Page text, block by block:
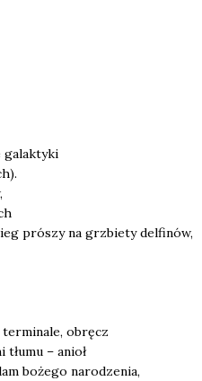
galak­ty­ki
pró­szy na grzbie­ty del­fi­nów,
obręcz
tłu­mu – anioł
boże­go naro­dze­nia,